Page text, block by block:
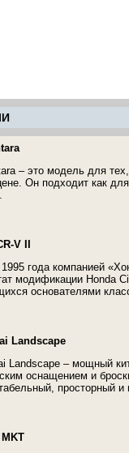
– это модель для
Он подходит как
V II
1995 года компанией
модификации Honda
основателями
Landscape
Landscape – мощный
оснащением и
просторный и